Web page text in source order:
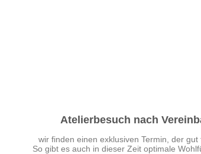
Atelierbesuch nach
wir finden einen exklusiven Termin, der
So gibt es auch in dieser Zeit optimale